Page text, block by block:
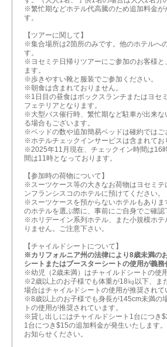
※繁忙期などホテル代高騰のため追加料金が
す。
【ツアーに関して】
※集合場所は2箇所のみです。他のホテルへ
す。
※ヨセミテ日帰りツアーにご参加のお客様と
ます。
※歩きやすい靴と服装でご参加ください。
※朝食は含まれておりません。
※1日目の昼食はボックスランチまたはヨセ
フェテリアとなります。
※大型バス催行時、繁忙期など駐車が出来な
る場合もございます。
※ベッドの数や追加簡易ベッドは確約ではご
※ホテルチェックインサービスは含まれてお
※2025年11月現在、チェックイン時間は16
間は11時となっております。
【参加時の荷物について】
※スーツケース等の大きなお荷物はヨセミテ
ンフランシスコのホテルに預けてください。
※スーツケースを預からないホテルもありま
のホテルを選ぶ際に、事前にご自身でご確認
※ホリデーイン系列ホテル、また小規模ホテ
りません。ご注意下さい。
【チャイルドシートについて】
※カリフォルニア州の法律により8歳未満の
シートまたはブースターシートの使用が義務
※幼児（2歳未満）はチャイルドシートの使
※2歳以上のお子様でも体重が18㎏以下、ま
場合はチャイルドシートの使用が推奨されて
※8歳以上のお子様でも身長が145cm未満の
トの使用が推奨されています。
※貸し出しにはチャイルドシート1台につき
1台につき$15の追加料金が発生いたします
お知らせください。